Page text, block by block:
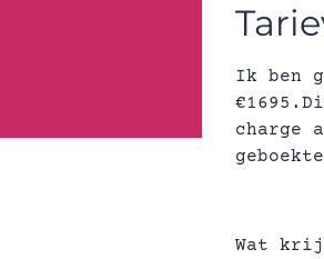
Ik ben
charge
Wat